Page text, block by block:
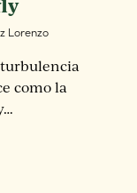
Lorenzo
como la